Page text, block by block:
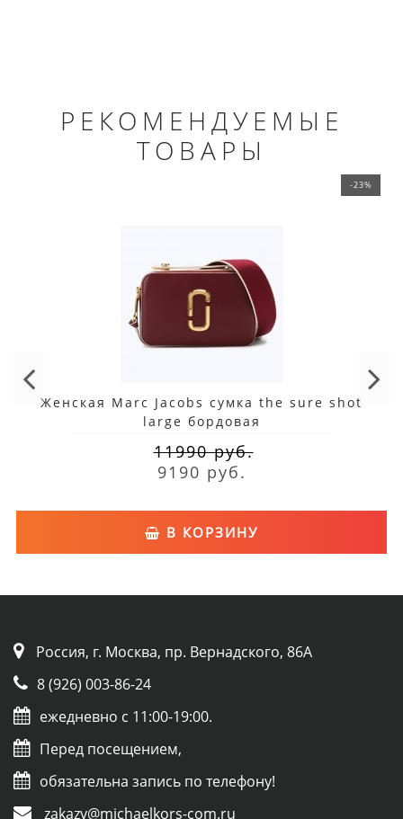
РЕКОМЕНДУЕМЫЕ
ТОВАРЫ
-23%
Женская Marc Jacobs сумка the sure shot
large бордовая
11990 руб.
9190 руб.
В КОРЗИНУ
Россия, г. Москва, пр. Вернадского, 86А
8 (926) 003-86-24
ежедневно с 11:00-19:00.
Перед посещением,
обязательна запись по телефону!
zakazy@michaelkors-com.ru